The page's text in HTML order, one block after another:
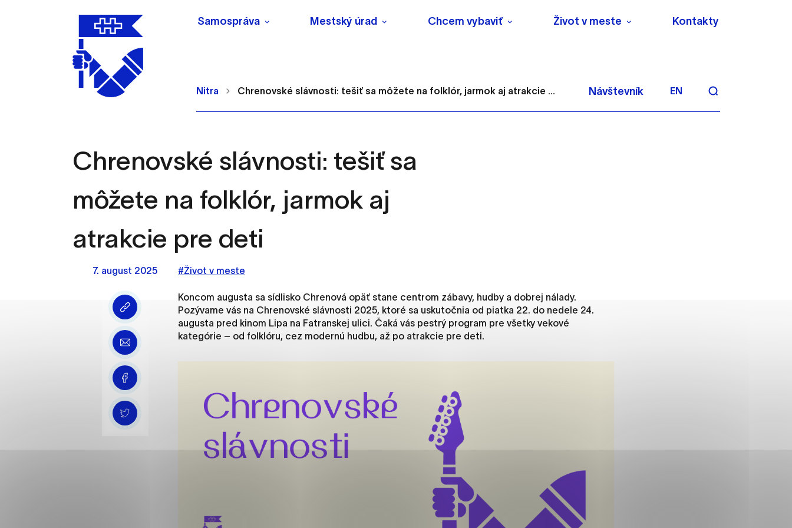
Samospráva Mestský úrad Chcem vybaviť Život v meste Kontakty
Nitra Chrenovské slávnosti: tešiť sa môžete na folklór, jarmok aj atrakcie ... Návštevník EN
Chrenovské slávnosti: tešiť sa
môžete na folklór, jarmok aj
atrakcie pre deti
7. august 2025 #Život v meste
Koncom augusta sa sídlisko Chrenová opäť stane centrom zábavy, hudby a dobrej nálady.
Pozývame vás na Chrenovské slávnosti 2025, ktoré sa uskutočnia od piatka 22. do nedele 24.
augusta pred kinom Lipa na Fatranskej ulici. Čaká vás pestrý program pre všetky vekové
kategórie – od folklóru, cez modernú hudbu, až po atrakcie pre deti.
Nastavenie cookies
Cookies sú malé súbory, do ktorých webové stránky môžu ukladať informácie o vašej aktivite a preferenciách.
Vaša voľba v tomto okne.
Vyberte úroveň cookies, ktorú chcete povoliť
Technické cookies
Technické súbory cookie sú pre prevádzku nevyhnutné a pomáhajú urobiť webové stránky uplatniteľnými tým,
že umožňujú základné funkcie, ako je navigácia na stránke a prístup k zabezpečeným oblastiam webovej
Analytické cookies pomáhajú prevádzkovateľovi stránok pochopiť, ako návštevníci stránok stránku používajú,
aby mohol stránky optimalizovať a ponúknuť im lepšiu skúsenosť. Všetky dáta sa zbierajú anonymne a nie je